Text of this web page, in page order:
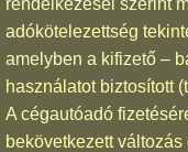
adókötelezettség
amelyben a kifizető –
használatot biztosított
A cégautóadó
bekövetkezett